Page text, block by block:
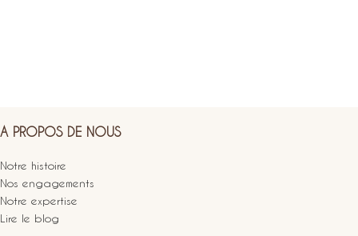
A PROPOS DE NOUS
Notre histoire
Nos engagements
Notre expertise
Lire le blog